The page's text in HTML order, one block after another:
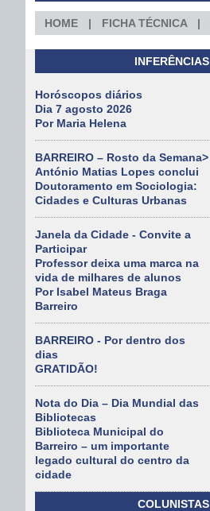
HOME FICHA TÉCNICA
INFERÊNCIAS
Horóscopos diários
Dia 7 agosto 2026
Por Maria Helena
BARREIRO – Rosto da Semana>
António Matias Lopes conclui
Doutoramento em Sociologia:
Cidades e Culturas Urbanas
Janela da Cidade - Convite a
Participar
Professor deixa uma marca na
vida de milhares de alunos
Por Isabel Mateus Braga
Barreiro
BARREIRO - Por dentro dos
dias
GRATIDÃO!
Nota do Dia – Dia Mundial das
Bibliotecas
Biblioteca Municipal do
Barreiro – um importante
legado cultural do centro da
cidade
COLUNISTAS